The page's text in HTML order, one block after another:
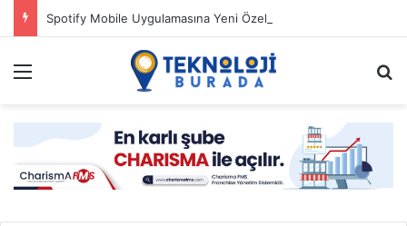
Spotify Mobile Uygulamasına Yeni Özellikler Ekliyor